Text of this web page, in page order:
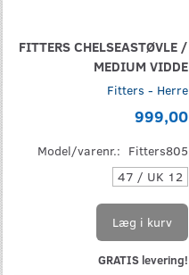
FITTERS CHELSEASTØVLE /
MEDIUM VIDDE
Fitters - Herre
999,00
Model/varenr.: Fitters805
47 / UK 12
Læg i kurv
GRATIS levering!